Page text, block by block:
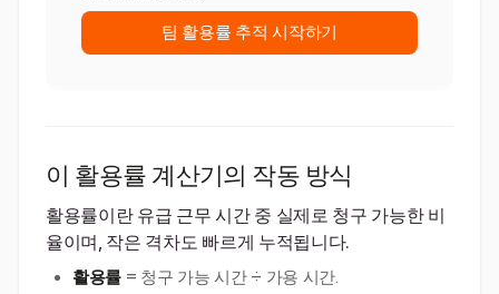
팀 활용률 추적 시작하기
이 활용률 계산기의 작동 방식
활용률이란 유급 근무 시간 중 실제로 청구 가능한 비
율이며, 작은 격차도 빠르게 누적됩니다.
활용률 = 청구 가능 시간 ÷ 가용 시간.